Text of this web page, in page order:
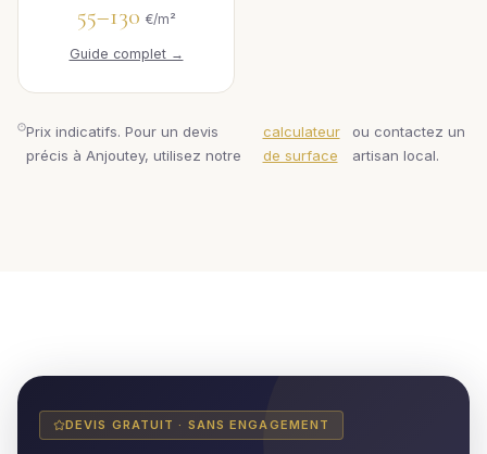
55–130 €/m²
Guide complet →
Prix indicatifs. Pour un devis
précis à Anjoutey, utilisez notre
calculateur
de surface
ou contactez un
artisan local.
DEVIS GRATUIT · SANS ENGAGEMENT